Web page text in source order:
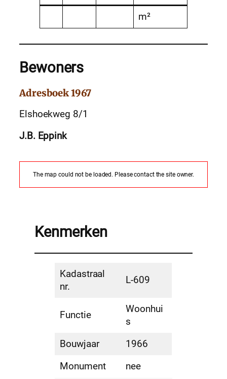
m²
Bewoners
Adresboek 1967
Elshoekweg 8/1
J.B. Eppink
The map could not be loaded. Please contact the site owner.
Kenmerken
Kadastraal
nr.
L-609
Functie
Woonhui
s
Bouwjaar
1966
Monument
nee